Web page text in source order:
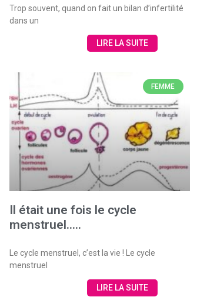
Trop souvent, quand on fait un bilan d’infertilité
dans un
LIRE LA SUITE
FEMME
Il était une fois le cycle
menstruel…..
Le cycle menstruel, c’est la vie ! Le cycle
menstruel
LIRE LA SUITE